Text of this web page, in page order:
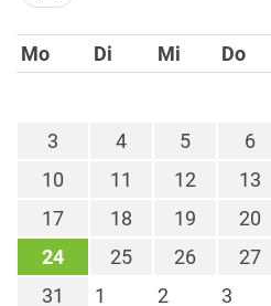
Mo Di Mi Do
3
4 5 6
10
11 12 13
17
18 19 20
24
25 26 27
31
1 2 3